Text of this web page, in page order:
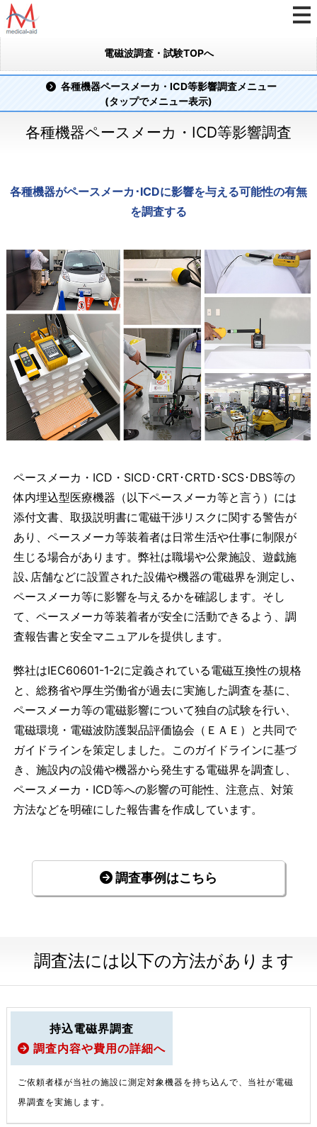
電磁波調査・試験TOPへ
各種機器ペースメーカ・ICD等影響調査メニュー
(タップでメニュー表示)
各種機器ペースメーカ・ICD等影響調査
各種機器がペースメーカ･ICDに影響を与える可能性の有無
を調査する
ペースメーカ・ICD・SICD･CRT･CRTD･SCS･DBS等の
体内埋込型医療機器（以下ペースメーカ等と言う）には
添付文書、取扱説明書に電磁干渉リスクに関する警告が
あり、ペースメーカ等装着者は日常生活や仕事に制限が
生じる場合があります。弊社は職場や公衆施設、遊戯施
設､店舗などに設置された設備や機器の電磁界を測定し､
ペースメーカ等に影響を与えるかを確認します。そし
て、ペースメーカ等装着者が安全に活動できるよう、調
査報告書と安全マニュアルを提供します。
弊社はIEC60601-1-2に定義されている電磁互換性の規格
と、総務省や厚生労働省が過去に実施した調査を基に、
ペースメーカ等の電磁影響について独自の試験を行い、
電磁環境・電磁波防護製品評価協会（ＥＡＥ）と共同で
ガイドラインを策定しました。このガイドラインに基づ
き、施設内の設備や機器から発生する電磁界を調査し、
ペースメーカ・ICD等への影響の可能性、注意点、対策
方法などを明確にした報告書を作成しています。
調査事例はこちら
調査法には以下の方法があります
持込電磁界調査
調査内容や費用の詳細へ
ご依頼者様が当社の施設に測定対象機器を持ち込んで、当社が電磁
界調査を実施します。